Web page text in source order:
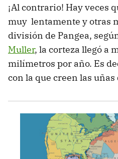
¡Al contrario! Hay veces
muy lentamente y otras
división de Pangea,
Muller, la corteza llegó a
milímetros por año. Es
con la que creen las uñas